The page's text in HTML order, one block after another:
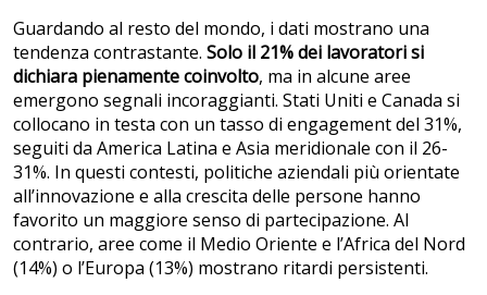
Guardando al resto del mondo, i dati mostrano una
tendenza contrastante. Solo il 21% dei lavoratori si
dichiara pienamente coinvolto, ma in alcune aree
emergono segnali incoraggianti. Stati Uniti e Canada si
collocano in testa con un tasso di engagement del 31%,
seguiti da America Latina e Asia meridionale con il 26-
31%. In questi contesti, politiche aziendali più orientate
all’innovazione e alla crescita delle persone hanno
favorito un maggiore senso di partecipazione. Al
contrario, aree come il Medio Oriente e l’Africa del Nord
(14%) o l’Europa (13%) mostrano ritardi persistenti.